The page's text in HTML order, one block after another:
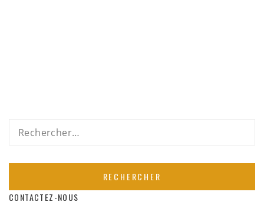
Rechercher :
CONTACTEZ-NOUS